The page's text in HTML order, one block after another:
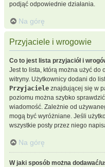
podjąć odpowiednie działania.
Na górę
Przyjaciele i wrogowie
Co to jest lista przyjaciół i
Jest to lista, którą można użyć
witryny. Użytkownicy dodani do
Przyjaciele znajdującej się w
poziomu można szybko
wiadomość. Zależnie od
mogą być wyróżniane. Jeśli
wszystkie posty przez niego
Na górę
W jaki sposób można dodawać/